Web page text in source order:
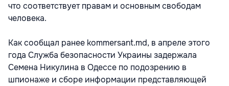
что соответствует правам и основным свободам
человека.
Как сообщал ранее kommersant.md, в апреле этого
года Служба безопасности Украины задержала
Семена Никулина в Одессе по подозрению в
шпионаже и сборе информации представляющей